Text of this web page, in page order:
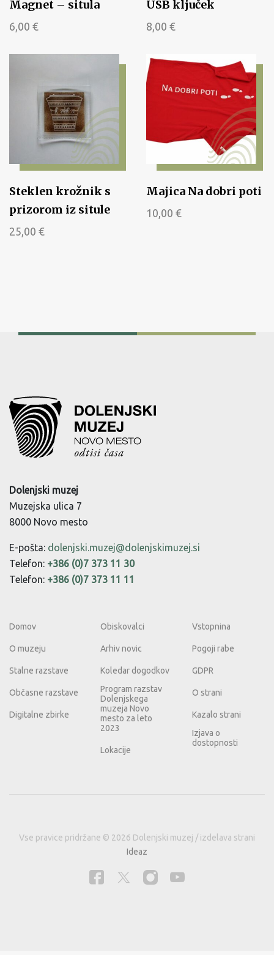
Magnet – situla
6,00 €
USB ključek
8,00 €
Steklen krožnik s
prizorom iz situle
25,00 €
Majica Na dobri poti
10,00 €
Dolenjski muzej
Muzejska ulica 7
8000 Novo mesto
E-pošta: dolenjski.muzej@dolenjskimuzej.si
Telefon: +386 (0)7 373 11 30
Telefon: +386 (0)7 373 11 11
Domov
O muzeju
Stalne razstave
Občasne razstave
Digitalne zbirke
Obiskovalci
Arhiv novic
Koledar dogodkov
Program razstav
Dolenjskega
muzeja Novo
mesto za leto
2023
Lokacije
Vstopnina
Pogoji rabe
GDPR
O strani
Kazalo strani
Izjava o
dostopnosti
Vse pravice pridržane © 2026 Dolenjski muzej / izdelava strani
Ideaz